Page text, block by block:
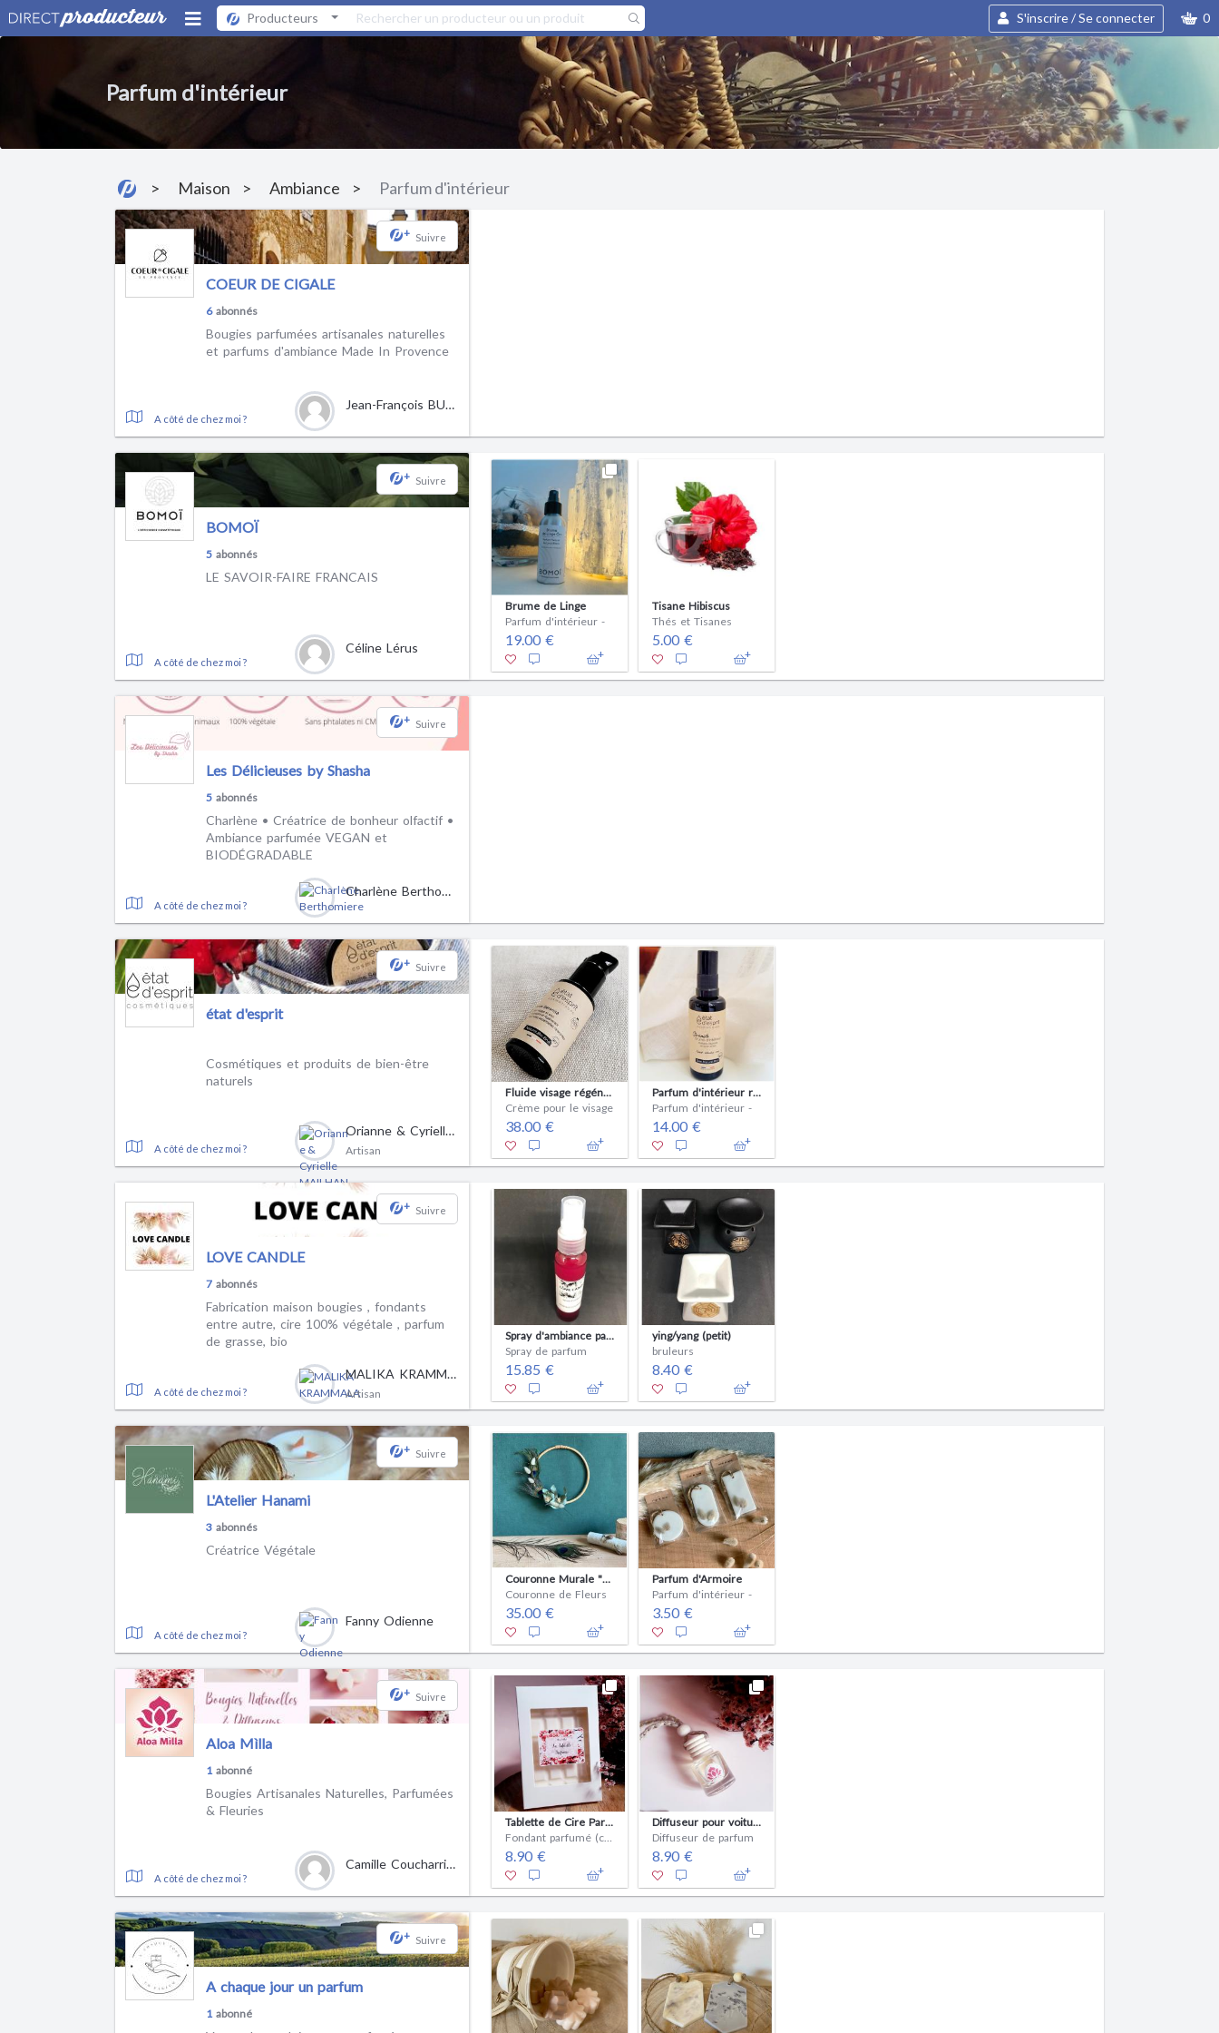
Producteurs S'inscrire / Se connecter 0
Parfum d'intérieur
Maison Ambiance Parfum d'intérieur
+ Suivre
COEUR DE CIGALE
6abonnés
Bougies parfumées artisanales naturelles
et parfums d'ambiance Made In Provence
A côté de chez moi ?
Jean-François BUISSON
+ Suivre
BOMOÏ
5 abonnés
LE SAVOIR-FAIRE FRANCAIS
A côté de chez moi ?
Céline Lérus
Brume de Linge
Parfum d'intérieur -
19.00 €
Tisane Hibiscus
Thés et Tisanes
5.00 €
+ Suivre
Les Délicieuses by Shasha
5 abonnés
Charlène • Créatrice de bonheur olfactif •
Ambiance parfumée VEGAN et
BIODÉGRADABLE
A côté de chez moi ?
Charlène Berthomiere
+ Suivre
état d'esprit
Cosmétiques et produits de bien-être
naturels
A côté de chez moi ?
Orianne & Cyrielle MAILHAN
Artisan
Fluide visage régénérant | Rechargeable
Crème pour le visage
38.00 €
Parfum d'intérieur relaxant | Rechargeable
Parfum d'intérieur -
14.00 €
+ Suivre
LOVE CANDLE
7 abonnés
Fabrication maison bougies , fondants
entre autre, cire 100% végétale , parfum
de grasse, bio
A côté de chez moi ?
MALIKA KRAMMALA
Artisan
Spray d'ambiance parfurmé
Spray de parfum
15.85 €
ying/yang (petit)
bruleurs
8.40 €
+ Suivre
L'Atelier Hanami
3 abonnés
Créatrice Végétale
A côté de chez moi ?
Fanny Odienne
Couronne Murale "Peter"
Couronne de Fleurs
35.00 €
Parfum d'Armoire
Parfum d'intérieur -
3.50 €
+ Suivre
Aloa Mìlla
1abonné
Bougies Artisanales Naturelles, Parfumées
& Fleuries
A côté de chez moi ?
Camille Coucharriere
Tablette de Cire Parfumée - FLEUR DE CERISIER
Fondant parfumé (cire)
8.90 €
Diffuseur pour voiture - FLEUR DE CERISIER
Diffuseur de parfum
8.90 €
+ Suivre
A chaque jour un parfum
1abonné